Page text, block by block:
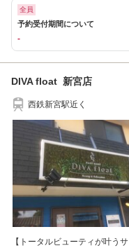
全員
予約受付期間について
-
DIVA float 新宮店
西鉄新宮駅近く
【トータルビューティが叶